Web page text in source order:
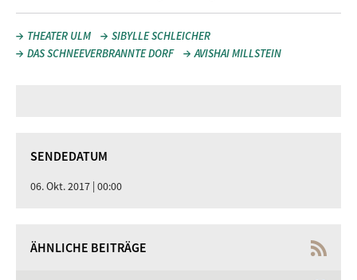
THEATER ULM
SIBYLLE SCHLEICHER
DAS SCHNEEVERBRANNTE DORF
AVISHAI MILLSTEIN
SENDEDATUM
06. Okt. 2017 | 00:00
ÄHNLICHE BEITRÄGE